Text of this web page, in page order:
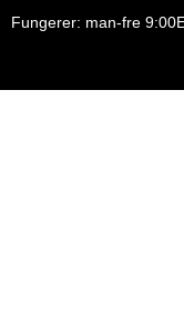
Fungerer: man-fre